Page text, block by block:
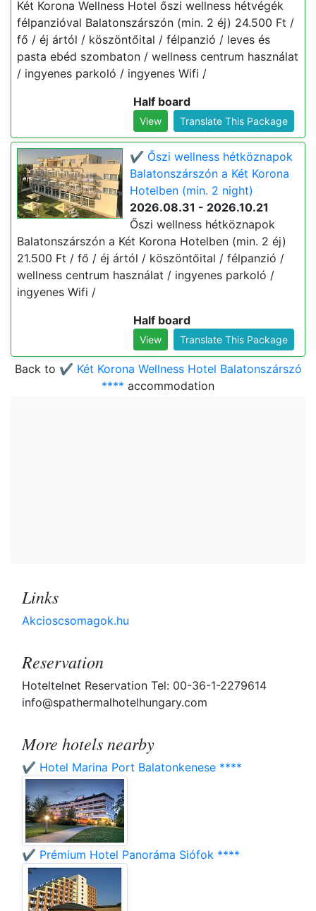
Két Korona Wellness Hotel őszi wellness hétvégék
félpanzióval Balatonszárszón (min. 2 éj) 24.500 Ft /
fő / éj ártól / köszöntőital / félpanzió / leves és
pasta ebéd szombaton / wellness centrum használat
/ ingyenes parkoló / ingyenes Wifi /
Half board
View Translate This Package
✔️ Őszi wellness hétköznapok
Balatonszárszón a Két Korona
Hotelben (min. 2 night)
2026.08.31 - 2026.10.21
Őszi wellness hétköznapok
Balatonszárszón a Két Korona Hotelben (min. 2 éj)
21.500 Ft / fő / éj ártól / köszöntőital / félpanzió /
wellness centrum használat / ingyenes parkoló /
ingyenes Wifi /
Half board
View Translate This Package
Back to ✔️ Két Korona Wellness Hotel Balatonszárszó
**** accommodation
Links
Akcioscsomagok.hu
Reservation
Hoteltelnet Reservation Tel: 00-36-1-2279614
info@spathermalhotelhungary.com
More hotels nearby
✔️ Hotel Marina Port Balatonkenese ****
✔️ Prémium Hotel Panoráma Siófok ****